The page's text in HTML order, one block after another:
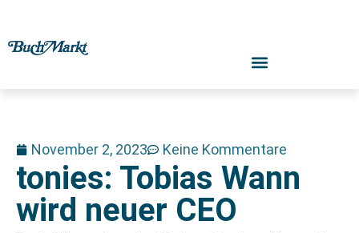
November 2, 2023 Keine Kommentare
tonies: Tobias Wann
wird neuer CEO